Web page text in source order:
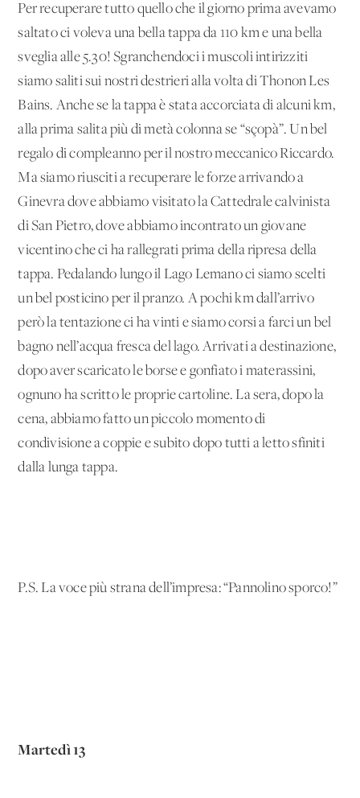
Per recuperare tutto quello che il giorno prima avevamo
saltato ci voleva una bella tappa da 110 km e una bella
sveglia alle 5.30! Sgranchendoci i muscoli intirizziti
siamo saliti sui nostri destrieri alla volta di Thonon Les
Bains. Anche se la tappa è stata accorciata di alcuni km,
alla prima salita più di metà colonna se “sçopà”. Un bel
regalo di compleanno per il nostro meccanico Riccardo.
Ma siamo riusciti a recuperare le forze arrivando a
Ginevra dove abbiamo visitato la Cattedrale calvinista
di San Pietro, dove abbiamo incontrato un giovane
vicentino che ci ha rallegrati prima della ripresa della
tappa. Pedalando lungo il Lago Lemano ci siamo scelti
un bel posticino per il pranzo. A pochi km dall’arrivo
però la tentazione ci ha vinti e siamo corsi a farci un bel
bagno nell’acqua fresca del lago. Arrivati a destinazione,
dopo aver scaricato le borse e gonfiato i materassini,
ognuno ha scritto le proprie cartoline. La sera, dopo la
cena, abbiamo fatto un piccolo momento di
condivisione a coppie e subito dopo tutti a letto sfiniti
dalla lunga tappa.
P.S. La voce più strana dell’impresa: “Pannolino sporco!”
Martedì 13